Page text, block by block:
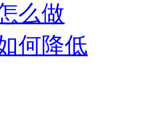
么做
何降低